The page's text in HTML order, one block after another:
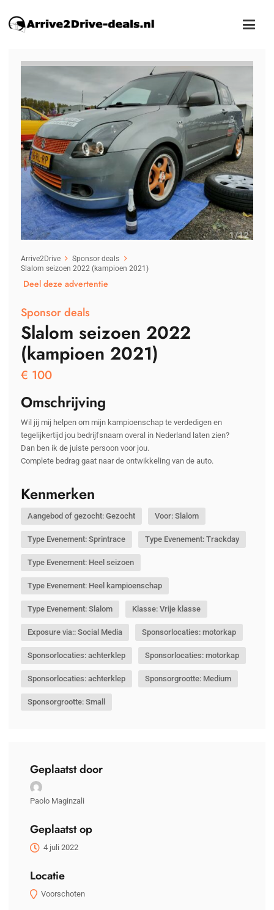
1/12
Arrive2Drive
Sponsor deals
Slalom seizoen 2022 (kampioen 2021)
Deel deze advertentie
Sponsor deals
Slalom seizoen 2022
(kampioen 2021)
€ 100
Omschrijving
Wil jij mij helpen om mijn kampioenschap te verdedigen en
tegelijkertijd jou bedrijfsnaam overal in Nederland laten zien?
Dan ben ik de juiste persoon voor jou.
Complete bedrag gaat naar de ontwikkeling van de auto.
Kenmerken
Aangebod of gezocht: Gezocht Voor: Slalom
Type Evenement: Sprintrace Type Evenement: Trackday
Type Evenement: Heel seizoen
Type Evenement: Heel kampioenschap
Type Evenement: Slalom Klasse: Vrije klasse
Exposure via:: Social Media Sponsorlocaties: motorkap
Sponsorlocaties: achterklep Sponsorlocaties: motorkap
Sponsorlocaties: achterklep Sponsorgrootte: Medium
Sponsorgrootte: Small
Geplaatst door
Paolo Maginzali
Geplaatst op
4 juli 2022
Locatie
Voorschoten